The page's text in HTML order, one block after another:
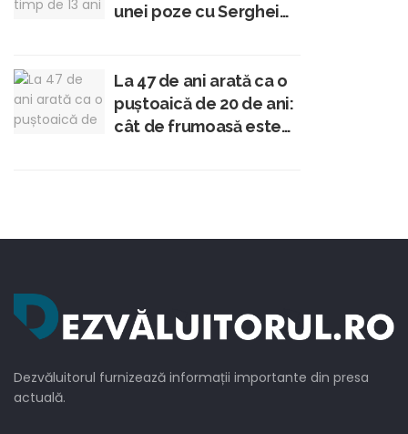
unei poze cu Serghei
Hristos!”
La 47 de ani arată ca o
puștoaică de 20 de ani:
cât de frumoasă este
Dezvăluitorul furnizează informații importante din presa
actuală.